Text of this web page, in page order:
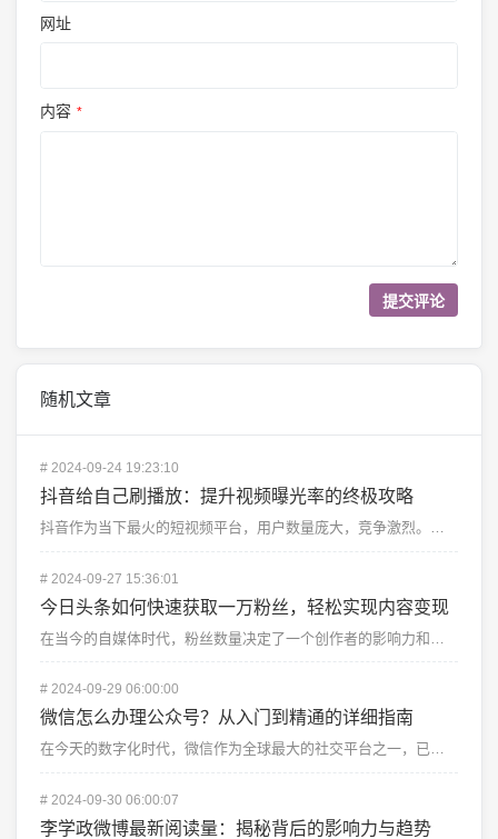
网址
内容 *
随机文章
# 2024-09-24 19:23:10
抖音给自己刷播放：提升视频曝光率的终极攻略
抖音作为当下最火的短视频平台，用户数量庞大，竞争激烈。无论是新手博主，还是老手达人，大家都在努力让自...
# 2024-09-27 15:36:01
今日头条如何快速获取一万粉丝，轻松实现内容变现
# 2024-09-29 06:00:00
微信怎么办理公众号？从入门到精通的详细指南
在今天的数字化时代，微信作为全球最大的社交平台之一，已成为企业与个人推广品牌、内容和产品的重要工具。...
# 2024-09-30 06:00:07
李学政微博最新阅读量：揭秘背后的影响力与趋势